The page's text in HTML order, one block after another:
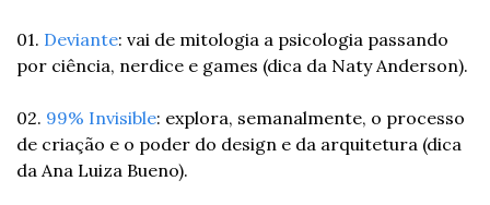
01. Deviante: vai de mitologia a psicologia passando
por ciência, nerdice e games (dica da Naty Anderson).
02. 99% Invisible: explora, semanalmente, o processo
de criação e o poder do design e da arquitetura (dica
da Ana Luiza Bueno).